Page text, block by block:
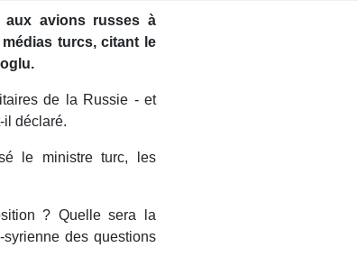
aux avions russes à
turcs, citant le
de la Russie - et
il déclaré.
le ministre turc, les
? Quelle sera la
des questions